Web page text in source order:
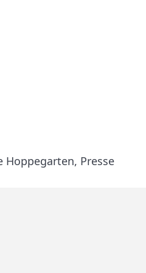
Hoppegarten, Presse